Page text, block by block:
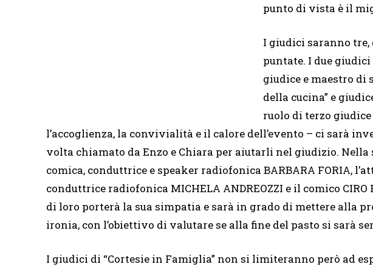
punto di vista è il
I giudici saranno
puntate. I due
giudice e maestro di
della cucina” e
ruolo di terzo
l’accoglienza, la convivialità e il calore dell’evento – ci sarà
volta chiamato da Enzo e Chiara per aiutarli nel giudizio. Nella
comica, conduttrice e speaker radiofonica BARBARA FORIA,
conduttrice radiofonica MICHELA ANDREOZZI e il comico CIRO
di loro porterà la sua simpatia e sarà in grado di mettere alla
ironia, con l’obiettivo di valutare se alla fine del pasto si sarà
I giudici di “Cortesie in Famiglia” non si limiteranno però ad